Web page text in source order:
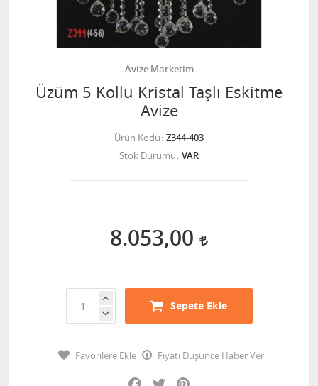
Avize Marketim
Üzüm 5 Kollu Kristal Taşlı Eskitme
Avize
Ürün Kodu Z344-403
Stok Durumu VAR
8.053,00
Sepete Ekle
Favorilere Ekle
Fiyatı Düşünce Haber Ver
Facebook
Twitter